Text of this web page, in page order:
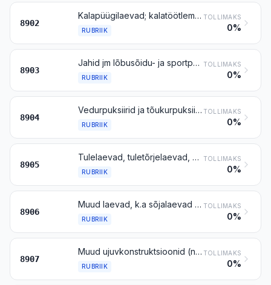
8902
Kalapüügilaevad; kalatöötlemislaevad jm alused kalatoodete töötlemiseks ja säilitamiseks
RUBRIIK
TOLLIMAKS
0%
8903
Jahid jm lõbusõidu- ja sportpaadid; sõudepaadid ja kanuud
RUBRIIK
TOLLIMAKS
0%
8904
Vedurpuksiirid ja tõukurpuksiirid
RUBRIIK
TOLLIMAKS
0%
8905
Tulelaevad, tuletõrjelaevad, bagerid, ujuvkraanad jm eriotstarbelised alused, mille navigeerimine on allutatud nende põhifunktsioonile; ujuvdokid; ujuvad või sukeldatavad puur- ja tootmisplatvormid
RUBRIIK
TOLLIMAKS
0%
8906
Muud laevad, k.a sõjalaevad ja päästepaadid (v.a sõudepaadid)
RUBRIIK
TOLLIMAKS
0%
8907
Muud ujuvkonstruktsioonid (näiteks parved, paagid, kohverdamid, maabumissillad, poid ja tulepaagid)
RUBRIIK
TOLLIMAKS
0%